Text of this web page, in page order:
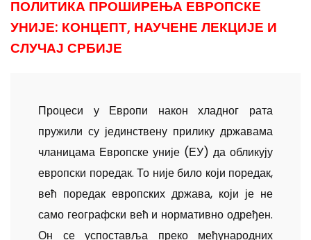
ПОЛИТИКА ПРОШИРЕЊА ЕВРОПСКЕ
УНИЈЕ: КОНЦЕПТ, НАУЧЕНЕ ЛЕКЦИЈЕ И
СЛУЧАЈ СРБИЈЕ
Процеси у Европи након хладног рата
пружили су јединствену прилику државама
чланицама Европске уније (ЕУ) да обликују
европски поредак. То није било који поредак,
већ поредак европских држава, који је не
само географски већ и нормативно одређен.
Он се успоставља преко међународних